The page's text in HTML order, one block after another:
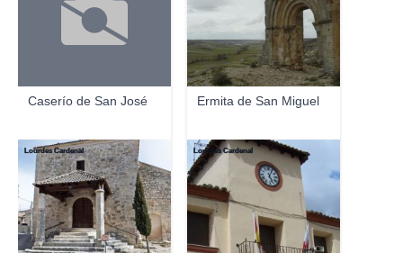
Caserío de San José Ermita de San Miguel
Lourdes Cardenal Lourdes Cardenal